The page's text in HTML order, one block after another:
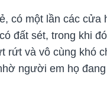
có một lần các cửa
đất sét, trong khi
rứt và vô cùng khó
người em họ